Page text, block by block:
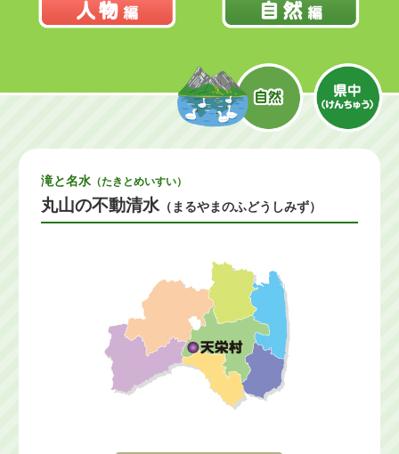
滝と名水（たきとめいすい）
丸山の不動清水（まるやまのふどうしみず）